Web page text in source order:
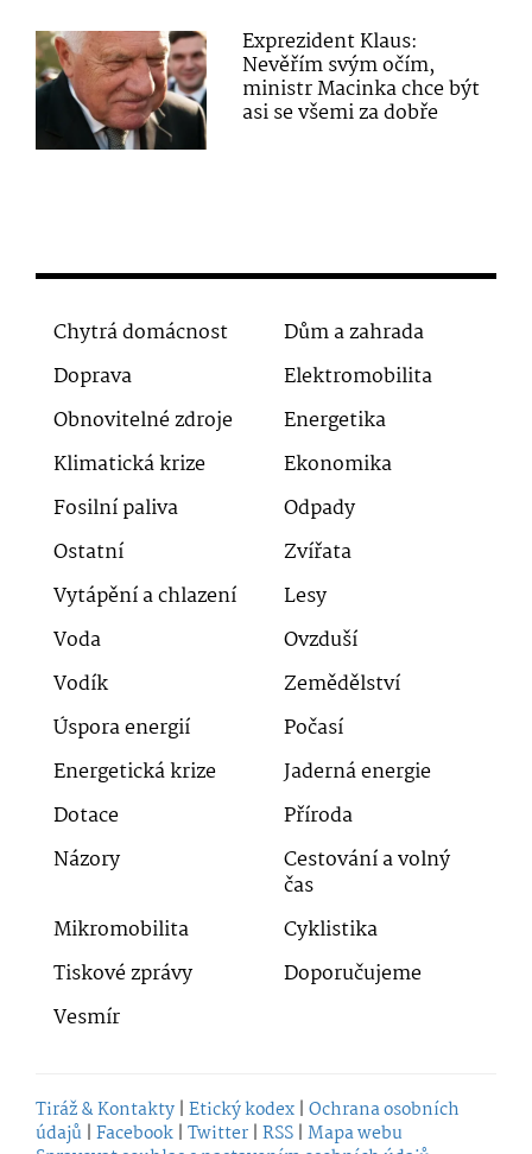
Exprezident Klaus:
Nevěřím svým očím,
ministr Macinka chce být
asi se všemi za dobře
Chytrá domácnost
Dům a zahrada
Doprava
Elektromobilita
Obnovitelné zdroje
Energetika
Klimatická krize
Ekonomika
Fosilní paliva
Odpady
Ostatní
Zvířata
Vytápění a chlazení
Lesy
Voda
Ovzduší
Vodík
Zemědělství
Úspora energií
Počasí
Energetická krize
Jaderná energie
Dotace
Příroda
Názory
Cestování a volný
čas
Mikromobilita
Cyklistika
Tiskové zprávy
Doporučujeme
Vesmír
Tiráž & Kontakty | Etický kodex | Ochrana osobních
údajů | Facebook | Twitter | RSS | Mapa webu